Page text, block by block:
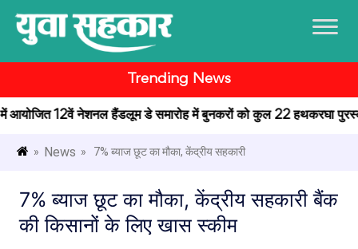
Trending News
आयोजित 12वें नेशनल हैंडलूम डे समारोह में बुनकरों को कुल 22 हथकरघा पुरस्कार
» News » 7% ब्याज छूट का मौका, केंद्रीय सहकारी
7% ब्याज छूट का मौका, केंद्रीय सहकारी बैंक
की किसानों के लिए खास स्कीम